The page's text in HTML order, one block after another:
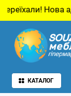
адреса: м.
КАТАЛОГ